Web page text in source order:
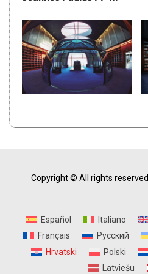
Copyright © All rights reserved.
Español Italiano
Français
Русский
Hrvatski
Polski
Latviešu